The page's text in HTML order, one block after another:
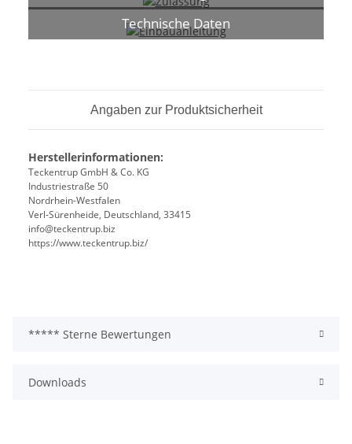
Technische Daten
Angaben zur Produktsicherheit
Herstellerinformationen:
Teckentrup GmbH & Co. KG
Industriestraße 50
Nordrhein-Westfalen
Verl-Sürenheide, Deutschland, 33415
info@teckentrup.biz
https://www.teckentrup.biz/
***** Sterne Bewertungen
Downloads